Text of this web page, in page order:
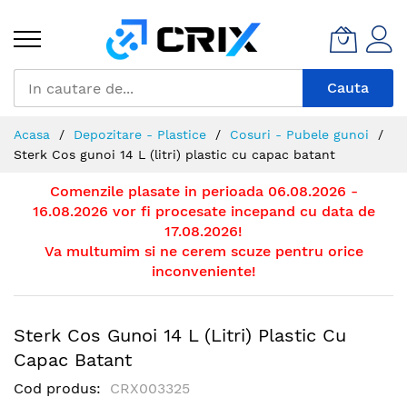
Continut
Cauta
Acasa Depozitare - Plastice
Cosuri - Pubele gunoi
Sterk Cos gunoi 14 L (litri) plastic cu capac batant
Comenzile plasate in perioada 06.08.2026 -
16.08.2026 vor fi procesate incepand cu data de
17.08.2026!
Va multumim si ne cerem scuze pentru orice
inconveniente!
Sterk Cos Gunoi 14 L (litri) Plastic Cu
Capac Batant
Cod produs CRX003325